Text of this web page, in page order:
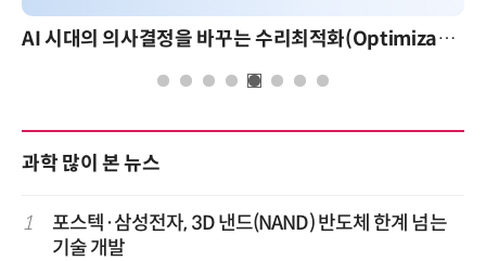
AI 시대의 의사결정을 바꾸는 수리최적화(Optimization): 실제 산업 적용 사례와 활용 전략
과학 많이 본 뉴스
1
포스텍·삼성전자, 3D 낸드(NAND) 반도체 한계 넘는
기술 개발